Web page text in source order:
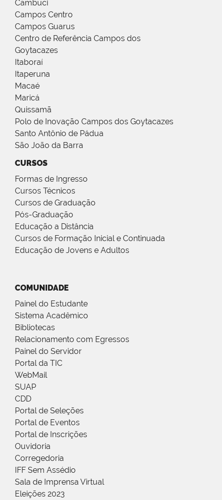
Cambuci
Campos Centro
Campos Guarus
Centro de Referência Campos dos
Goytacazes
Itaboraí
Itaperuna
Macaé
Maricá
Quissamã
Polo de Inovação Campos dos Goytacazes
Santo Antônio de Pádua
São João da Barra
CURSOS
Formas de Ingresso
Cursos Técnicos
Cursos de Graduação
Pós-Graduação
Educação a Distância
Cursos de Formação Inicial e Continuada
Educação de Jovens e Adultos
COMUNIDADE
Painel do Estudante
Sistema Acadêmico
Bibliotecas
Relacionamento com Egressos
Painel do Servidor
Portal da TIC
WebMail
SUAP
CDD
Portal de Seleções
Portal de Eventos
Portal de Inscrições
Ouvidoria
Corregedoria
IFF Sem Assédio
Sala de Imprensa Virtual
Eleições 2023